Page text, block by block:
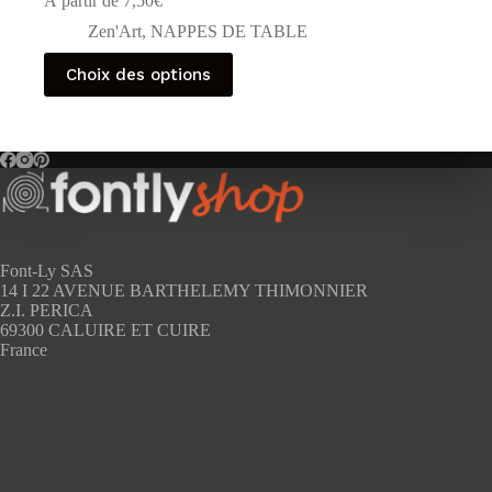
Zen'Art, NAPPES DE TABLE
Choix des options
Ce
produit
a
Les
options
peuvent
être
la
page
du
produit
Font-Ly SAS
14 I 22 AVENUE BARTHELEMY THIMONNIER
Z.I. PERICA
69300 CALUIRE ET CUIRE
France